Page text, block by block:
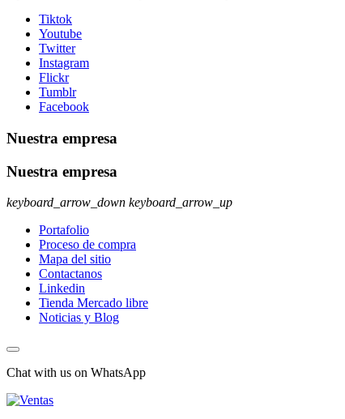
Tiktok
Youtube
Twitter
Instagram
Flickr
Tumblr
Facebook
Nuestra empresa
Nuestra empresa
keyboard_arrow_down keyboard_arrow_up
Portafolio
Proceso de compra
Mapa del sitio
Contactanos
Linkedin
Tienda Mercado libre
Noticias y Blog
Chat with us on WhatsApp